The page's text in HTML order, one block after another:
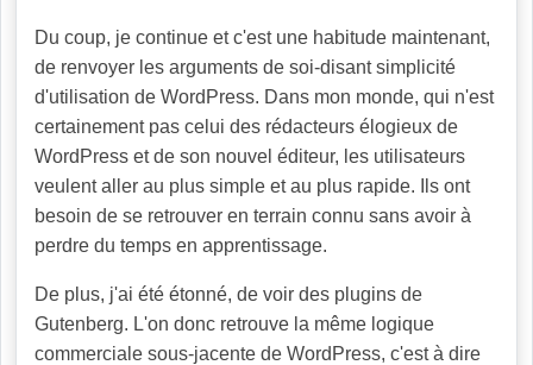
Du coup, je continue et c'est une habitude maintenant,
de renvoyer les arguments de soi-disant simplicité
d'utilisation de WordPress. Dans mon monde, qui n'est
certainement pas celui des rédacteurs élogieux de
WordPress et de son nouvel éditeur, les utilisateurs
veulent aller au plus simple et au plus rapide. Ils ont
besoin de se retrouver en terrain connu sans avoir à
perdre du temps en apprentissage.
De plus, j'ai été étonné, de voir des plugins de
Gutenberg. L'on donc retrouve la même logique
commerciale sous-jacente de WordPress, c'est à dire